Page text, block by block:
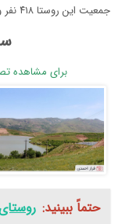
جمعیت این روستا ۴۱۸ نفر و تعداد خانوار آن، ۱۱۸ خانوار است.
برای مشاهده
حتماً ببینید: